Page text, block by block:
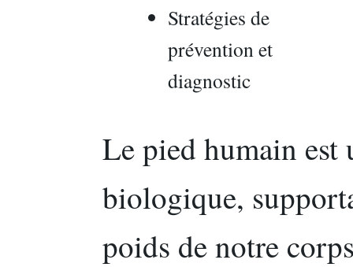
Stratégies de
prévention et
diagnostic
Le pied humain est
biologique,
poids de notre